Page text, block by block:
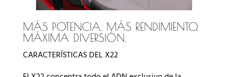
MÁS POTENCIA. MÁS RENDIMIENTO.
MÁXIMA DIVERSIÓN.
CARACTERÍSTICAS DEL X22